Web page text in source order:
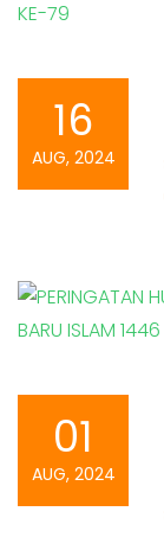
16
AUG, 2024
01
AUG, 2024